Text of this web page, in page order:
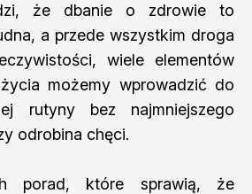
że dbanie o zdrowie to
a przede wszystkim droga
wiele elementów
możemy wprowadzić do
rutyny bez najmniejszego
odrobina chęci.
porad, które sprawią, że